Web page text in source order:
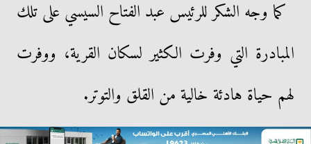
كما وجه الشكر للرئيس عبد الفتاح السيسي على تلك
المبادرة التي وفرت الكثير لسكان القرية، ووفرت
لهم حياة هادئة خالية من القلق والتوتر.